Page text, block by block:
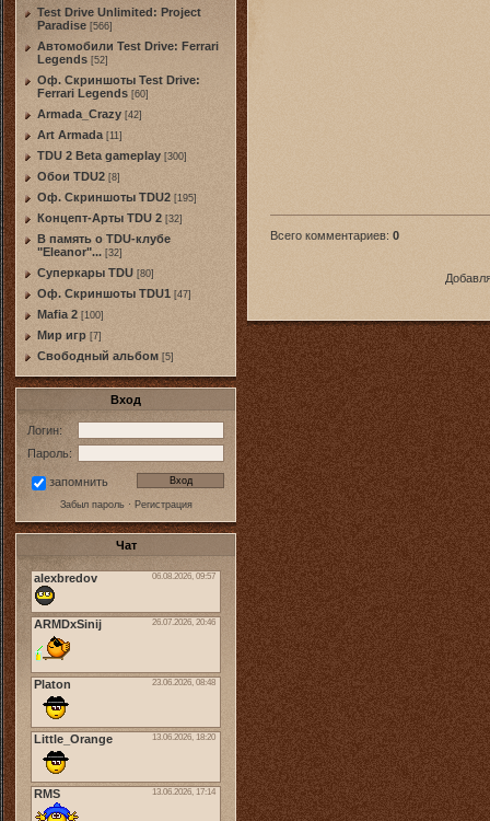
Test Drive Unlimited: Project
Paradise [566]
Автомобили Test Drive: Ferrari
Legends [52]
Оф. Скриншоты Test Drive:
Ferrari Legends [60]
Armada_Crazy [42]
Art Armada [11]
TDU 2 Beta gameplay [300]
Обои TDU2 [8]
Оф. Скриншоты TDU2 [195]
Концепт-Арты TDU 2 [32]
В память о TDU-клубе
"Eleanor"... [32]
Суперкары TDU [80]
Оф. Скриншоты TDU1 [47]
Mafia 2 [100]
Мир игр [7]
Свободный альбом [5]
Вход
Логин:
Пароль:
запомнить
Забыл пароль· Регистрация
Чат
Всего комментариев: 0